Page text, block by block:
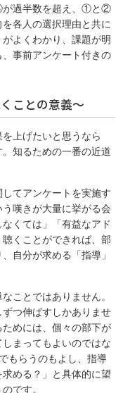
が過半数を超え、①と②
各人の選択理由と共に
よくわかり、課題が明
事前アンケート付きの
ことの意義～
上げたいと思うなら
知るための一番の近道
てアンケートを実施す
嘆きが大量に挙がる会
くては」「有益なアド
くことができれば、部
自分が求める「指導」
ことではありません。
つ伸ばすしかありませ
めには、個々の部下が
まってもよいのではな
もらうのもよし、指導
める？」と具体的に望
です。